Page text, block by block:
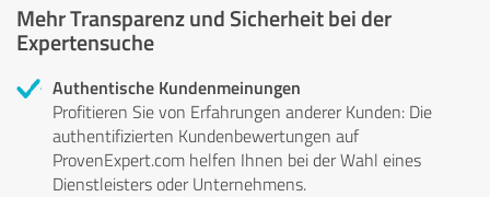
Mehr Transparenz und Sicherheit bei der
Expertensuche
Authentische Kundenmeinungen
Profitieren Sie von Erfahrungen anderer Kunden: Die
authentifizierten Kundenbewertungen auf
ProvenExpert.com helfen Ihnen bei der Wahl eines
Dienstleisters oder Unternehmens.